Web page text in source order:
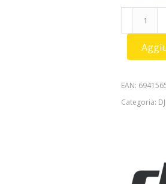
Combo
quantità
EAN:
Categoria: